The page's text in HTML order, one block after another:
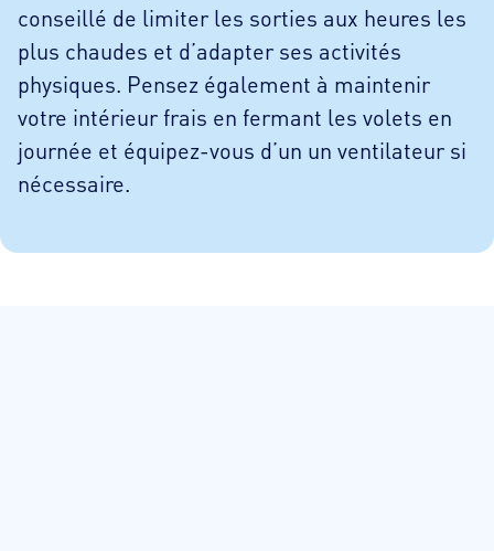
conseillé de limiter les sorties aux heures les
plus chaudes et d’adapter ses activités
physiques. Pensez également à maintenir
votre intérieur frais en fermant les volets en
journée et équipez-vous d’un un ventilateur si
nécessaire.